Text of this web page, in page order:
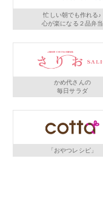
忙しい朝でも作れる♪
心が楽になる２品弁当
かめ代さんの
毎日サラダ
「おやつレシピ」